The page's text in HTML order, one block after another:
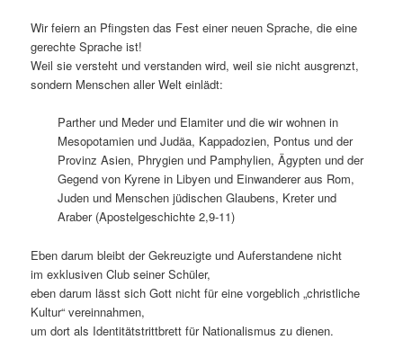
Wir feiern an Pfingsten das Fest einer neuen Sprache, die eine
gerechte Sprache ist!
Weil sie versteht und verstanden wird, weil sie nicht ausgrenzt,
sondern Menschen aller Welt einlädt:
Parther und Meder und Elamiter und die wir wohnen in
Mesopotamien und Judäa, Kappadozien, Pontus und der
Provinz Asien, Phrygien und Pamphylien, Ägypten und der
Gegend von Kyrene in Libyen und Einwanderer aus Rom,
Juden und Menschen jüdischen Glaubens, Kreter und
Araber (Apostelgeschichte 2,9-11)
Eben darum bleibt der Gekreuzigte und Auferstandene nicht
im exklusiven Club seiner Schüler,
eben darum lässt sich Gott nicht für eine vorgeblich „christliche
Kultur“ vereinnahmen,
um dort als Identitätstrittbrett für Nationalismus zu dienen.